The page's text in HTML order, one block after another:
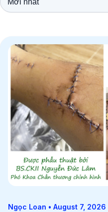
Ngọc Loan • August 7, 2026